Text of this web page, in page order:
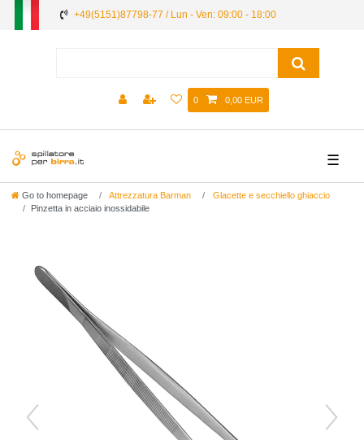
+49(5151)87798-77 / Lun - Ven: 09:00 - 18:00
0 0,00 EUR
☰
Go to homepage Attrezzatura Barman
Glacette e secchiello ghiaccio
Pinzetta in acciaio inossidabile